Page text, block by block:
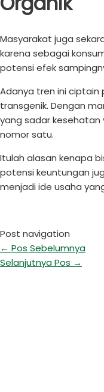
Masyarakat juga
karena sebagai
potensi efek
Adanya tren ini ciptain
transgenik. Dengan
yang sadar
nomor satu.
Itulah alasan kenapa
potensi keuntungan
menjadi ide usaha
Post navigation
← Pos Sebelumnya
Selanjutnya Pos →